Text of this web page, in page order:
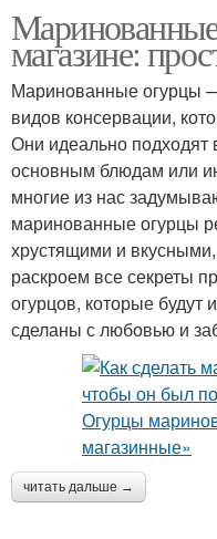
магазине:
Маринованные огурцы
видов консервации,
Они идеально подходят
основным блюдам или
многие из нас
маринованные огурцы
хрустящими и
раскроем все секреты
огурцов, которые
сделаны с любовью и
читать дальше →